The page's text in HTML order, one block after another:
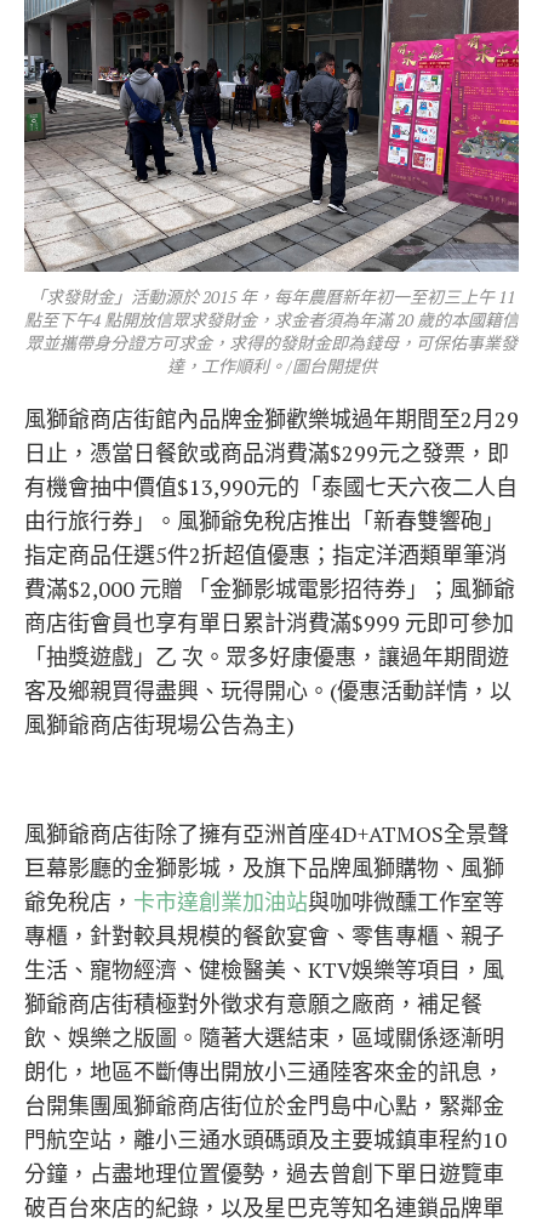
「求發財金」活動源於 2015 年，每年農曆新年初一至初三上午 11
點至下午4 點開放信眾求發財金，求金者須為年滿 20 歲的本國籍信
眾並攜帶身分證方可求金，求得的發財金即為錢母，可保佑事業發
達，工作順利。/圖台開提供
風獅爺商店街館內品牌金獅歡樂城過年期間至2月29
日止，憑當日餐飲或商品消費滿$299元之發票，即
有機會抽中價值$13,990元的「泰國七天六夜二人自
由行旅行券」。風獅爺免稅店推出「新春雙響砲」
指定商品任選5件2折超值優惠；指定洋酒類單筆消
費滿$2,000 元贈 「金獅影城電影招待券」；風獅爺
商店街會員也享有單日累計消費滿$999 元即可參加
「抽獎遊戲」乙 次。眾多好康優惠，讓過年期間遊
客及鄉親買得盡興、玩得開心。(優惠活動詳情，以
風獅爺商店街現場公告為主)
風獅爺商店街除了擁有亞洲首座4D+ATMOS全景聲
巨幕影廳的金獅影城，及旗下品牌風獅購物、風獅
爺免稅店， 卡市達創業加油站與咖啡微醺工作室等
專櫃，針對較具規模的餐飲宴會、零售專櫃、親子
生活、寵物經濟、健檢醫美、KTV娛樂等項目，風
獅爺商店街積極對外徵求有意願之廠商，補足餐
飲、娛樂之版圖。隨著大選結束，區域關係逐漸明
朗化，地區不斷傳出開放小三通陸客來金的訊息，
台開集團風獅爺商店街位於金門島中心點，緊鄰金
門航空站，離小三通水頭碼頭及主要城鎮車程約10
分鐘，占盡地理位置優勢，過去曾創下單日遊覽車
破百台來店的紀錄，以及星巴克等知名連鎖品牌單